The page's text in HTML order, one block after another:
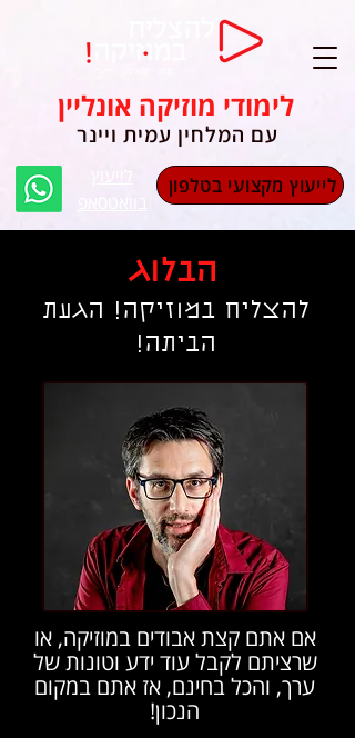
לימודי מוזיקה אונליין
עם המלחין עמית ויינר
לייעוץ מקצועי בטלפון
הבלוג
להצליח במוזיקה! הגעת
הביתה!
אם אתם קצת אבודים במוזיקה, או
שרציתם לקבל עוד ידע וטונות של
ערך, והכל בחינם, אז אתם במקום
הנכון!